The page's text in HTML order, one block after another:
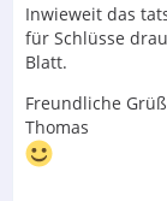
Inwieweit das
für Schlüsse
Blatt.
Freundliche
Thomas